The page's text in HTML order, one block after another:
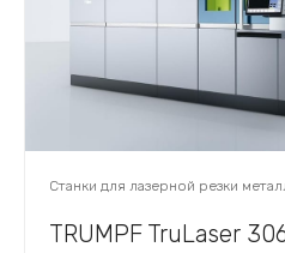
Станки для лазерной резки
TRUMPF TruLaser